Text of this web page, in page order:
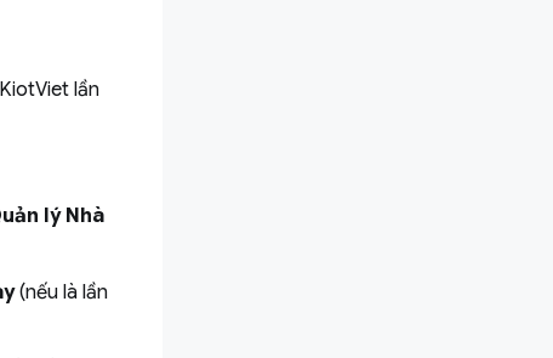
lần
lý Nhà
(nếu là lần